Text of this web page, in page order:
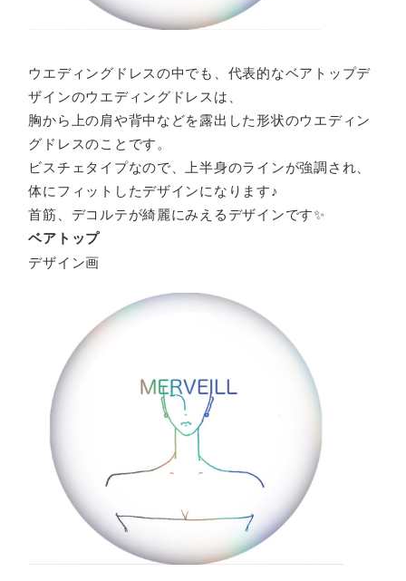
ウエディングドレスの中でも、代表的なベアトップデ
ザインのウエディングドレスは、
胸から上の肩や背中などを露出した形状のウエディン
グドレスのことです。
ビスチェタイプなので、上半身のラインが強調され、
体にフィットしたデザインになります♪
首筋、デコルテが綺麗にみえるデザインです✨
ベアトップ
デザイン画